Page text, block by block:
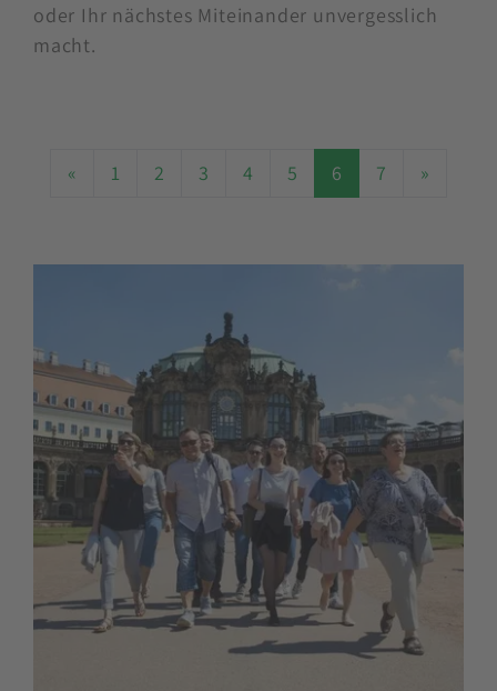
oder Ihr nächstes Miteinander unvergesslich
macht.
« 1 2 3 4 5 6 7 »